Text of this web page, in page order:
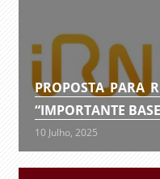
PROPOSTA PARA
“IMPORTANTE
10 Julho, 2025